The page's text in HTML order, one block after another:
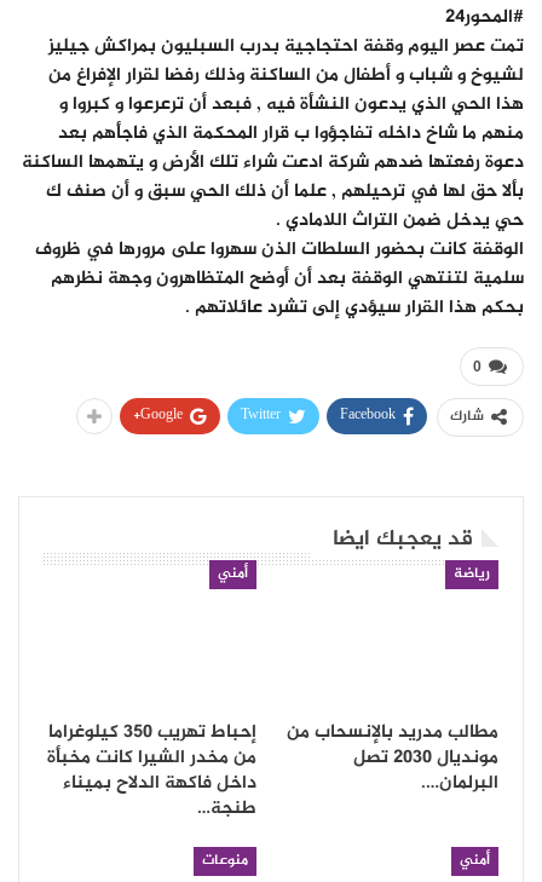
#المحور24
تمت عصر اليوم وقفة احتجاجية بدرب السبليون بمراكش جيليز
لشيوخ و شباب و أطفال من الساكنة وذلك رفضا لقرار الإفراغ من
هذا الحي الذي يدعون النشأة فيه , فبعد أن ترعرعوا و كبروا و
منهم ما شاخ داخله تفاجؤوا ب قرار المحكمة الذي فاجأهم بعد
دعوة رفعتها ضدهم شركة ادعت شراء تلك الأرض و يتهمها الساكنة
بألا حق لها في ترحيلهم , علما أن ذلك الحي سبق و أن صنف ك
حي يدخل ضمن التراث اللامادي .
الوقفة كانت بحضور السلطات الذن سهروا على مرورها في ظروف
سلمية لتنتهي الوقفة بعد أن أوضح المتظاهرون وجهة نظرهم
بحكم هذا القرار سيؤدي إلى تشرد عائلاتهم .
0
شارك Facebook
Twitter
Google+
قد يعجبك ايضا
رياضة
مطالب مدريد بالإنسحاب من
مونديال 2030 تصل
البرلمان….
أمني
إحباط تهريب 350 كيلوغراما
من مخدر الشيرا كانت مخبأة
داخل فاكهة الدلاح بميناء
طنجة…
أمني منوعات